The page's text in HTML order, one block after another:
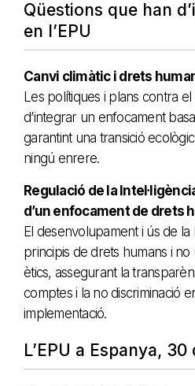
Qüestions que han
en l’EPU
Canvi climàtic i drets
Les polítiques i plans contra el
d’integrar un enfocament
garantint una transició
ningú enrere.
Regulació de la
d’un enfocament de drets
El desenvolupament i ús de
principis de drets humans i
ètics, assegurant la
comptes i la no discriminació
implementació.
L’EPU a Espanya, 30